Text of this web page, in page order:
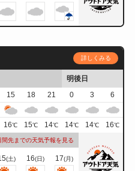
詳しくみる
明後日
15 18 21 0 3
6
16℃ 15℃ 14℃ 14℃ 14℃ 16℃
間先までの天気予報を見る
(土) 16(日) 17(月)